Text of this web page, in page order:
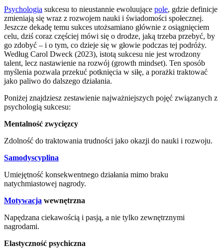
Psychologia sukcesu to nieustannie ewoluujące pole, gdzie definicje
zmieniają się wraz z rozwojem nauki i świadomości społecznej.
Jeszcze dekadę temu sukces utożsamiano głównie z osiągnięciem
celu, dziś coraz częściej mówi się o drodze, jaką trzeba przebyć, by
go zdobyć – i o tym, co dzieje się w głowie podczas tej podróży.
Według Carol Dweck (2023), istotą sukcesu nie jest wrodzony
talent, lecz nastawienie na rozwój (growth mindset). Ten sposób
myślenia pozwala przekuć potknięcia w siłę, a porażki traktować
jako paliwo do dalszego działania.
Poniżej znajdziesz zestawienie najważniejszych pojęć związanych z
psychologią sukcesu:
Mentalność zwycięzcy
Zdolność do traktowania trudności jako okazji do nauki i rozwoju.
Samodyscyplina
Umiejętność konsekwentnego działania mimo braku
natychmiastowej nagrody.
Motywacja wewnętrzna
Napędzana ciekawością i pasją, a nie tylko zewnętrznymi
nagrodami.
Elastyczność psychiczna